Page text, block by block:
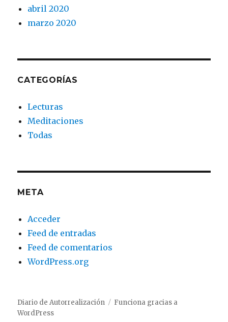
abril 2020
marzo 2020
CATEGORÍAS
Lecturas
Meditaciones
Todas
META
Acceder
Feed de entradas
Feed de comentarios
WordPress.org
Diario de Autorrealización
Funciona gracias a
WordPress